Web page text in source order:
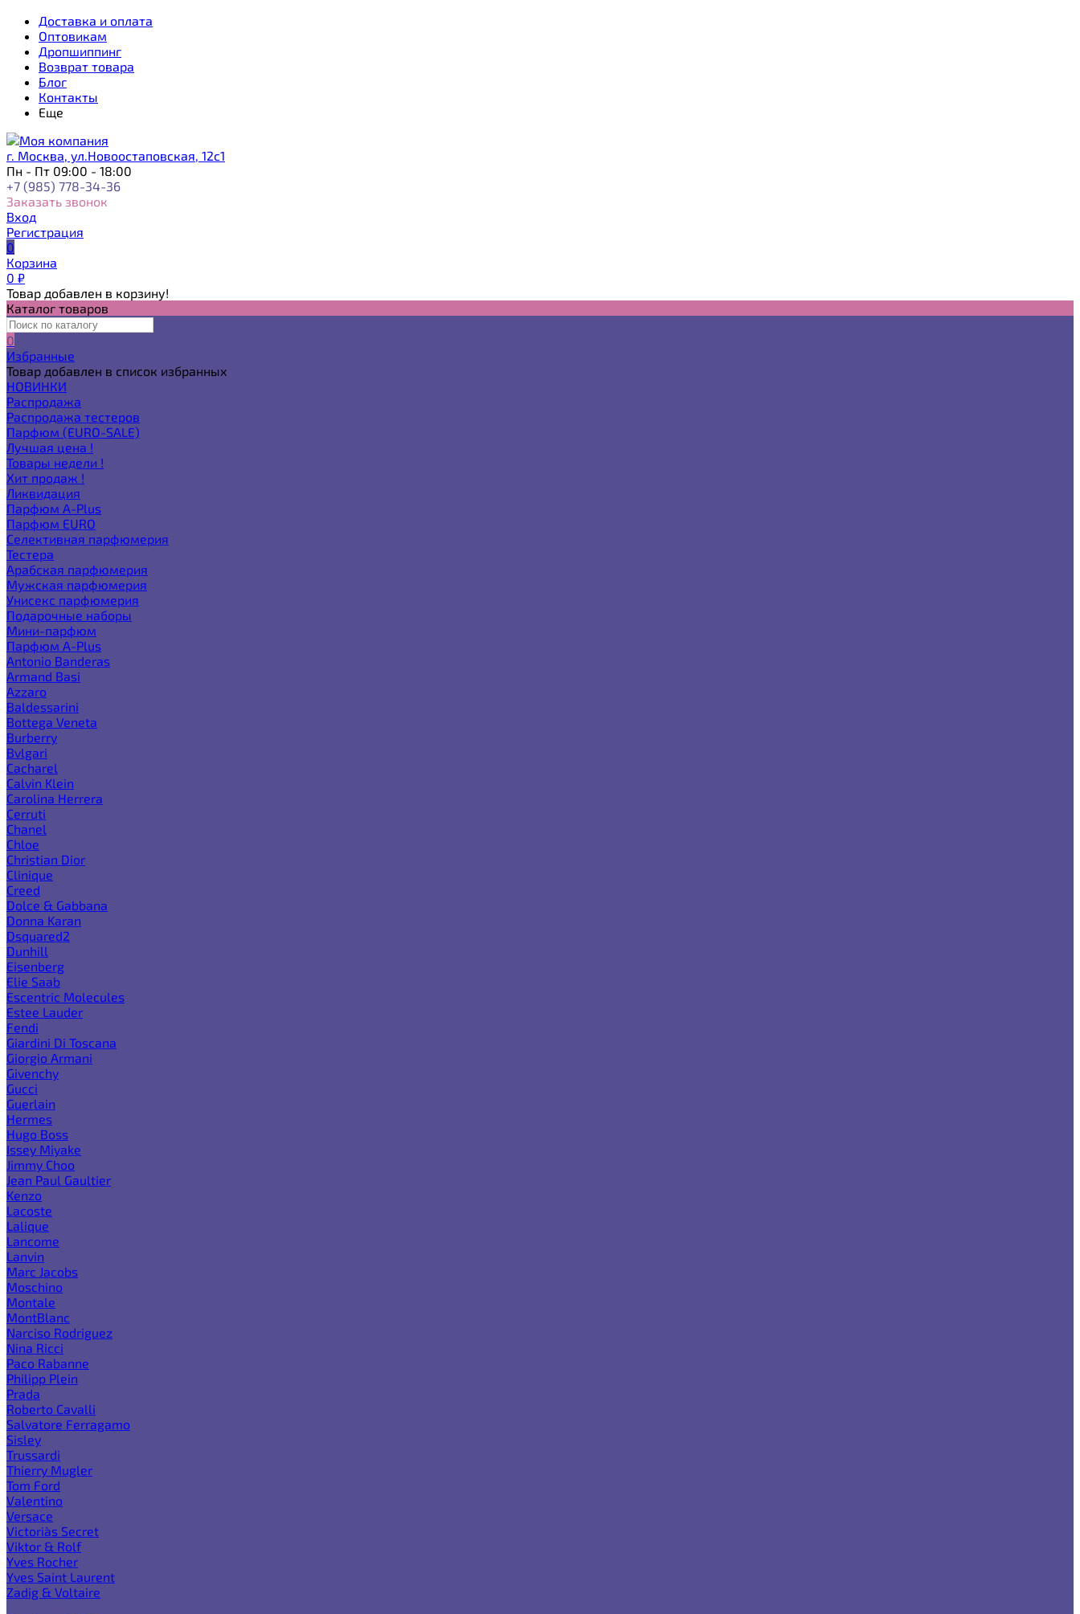
Доставка и оплата
Оптовикам
Дропшиппинг
Возврат товара
Блог
Контакты
Еще
г. Москва, ул.Новоостаповская, 12с1
Пн - Пт 09:00 - 18:00
+7 (985) 778-34-36
Заказать звонок
Вход
Регистрация
0
Корзина
0 ₽
Товар добавлен в корзину!
Каталог товаров
0
Избранные
Товар добавлен в список избранных
НОВИНКИ
Распродажа
Распродажа тестеров
Парфюм (EURO-SALE)
Лучшая цена !
Товары недели !
Хит продаж !
Ликвидация
Парфюм A-Plus
Парфюм EURO
Селективная парфюмерия
Тестера
Арабская парфюмерия
Мужская парфюмерия
Унисекс парфюмерия
Подарочные наборы
Мини-парфюм
Парфюм A-Plus
Antonio Banderas
Armand Basi
Azzaro
Baldessarini
Bottega Veneta
Burberry
Bvlgari
Cacharel
Calvin Klein
Carolina Herrera
Cerruti
Chanel
Chloe
Christian Dior
Clinique
Creed
Dolce & Gabbana
Donna Karan
Dsquared2
Dunhill
Eisenberg
Elie Saab
Escentric Molecules
Estee Lauder
Fendi
Giardini Di Toscana
Giorgio Armani
Givenchy
Gucci
Guerlain
Hermes
Hugo Boss
Issey Miyake
Jimmy Choo
Jean Paul Gaultier
Kenzo
Lacoste
Lalique
Lancome
Lanvin
Marc Jacobs
Moschino
Montale
MontBlanc
Narciso Rodriguez
Nina Ricci
Paco Rabanne
Philipp Plein
Prada
Roberto Cavalli
Salvatore Ferragamo
Sisley
Trussardi
Thierry Mugler
Tom Ford
Valentino
Versace
Victoria`s Secret
Viktor & Rolf
Yves Rocher
Yves Saint Laurent
Zadig & Voltaire